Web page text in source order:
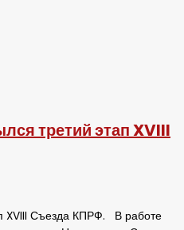
третий этап XVIII
XVIII Съезда КПРФ. В работе